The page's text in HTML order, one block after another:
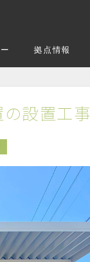
拠点情報
設置工事